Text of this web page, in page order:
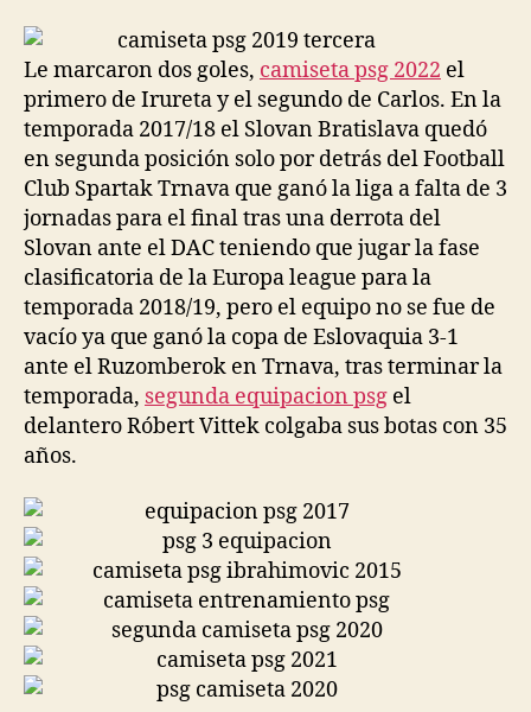
entrada
entrada
Le marcaron dos goles, camiseta psg 2022 el
primero de Irureta y el segundo de Carlos. En la
temporada 2017/18 el Slovan Bratislava quedó
en segunda posición solo por detrás del Football
Club Spartak Trnava que ganó la liga a falta de 3
jornadas para el final tras una derrota del
Slovan ante el DAC teniendo que jugar la fase
clasificatoria de la Europa league para la
temporada 2018/19, pero el equipo no se fue de
vacío ya que ganó la copa de Eslovaquia 3-1
ante el Ruzomberok en Trnava, tras terminar la
temporada, segunda equipacion psg el
delantero Róbert Vittek colgaba sus botas con 35
años.